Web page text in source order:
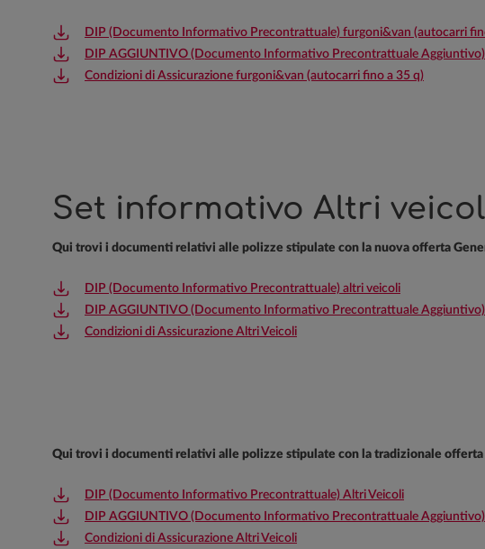
DIP (Documento Informativo Precontrattuale) furgoni&van (autocarri
DIP AGGIUNTIVO (Documento Informativo Precontrattuale
Condizioni di Assicurazione furgoni&van (autocarri fino a 35 q)
Set informativo Altri
Qui trovi i documenti relativi alle polizze stipulate con la nuova offerta
DIP (Documento Informativo Precontrattuale) altri veicoli
DIP AGGIUNTIVO (Documento Informativo Precontrattuale
Condizioni di Assicurazione Altri Veicoli
Qui trovi i documenti relativi alle polizze stipulate con la tradizionale
DIP (Documento Informativo Precontrattuale) Altri Veicoli
DIP AGGIUNTIVO (Documento Informativo Precontrattuale
Condizioni di Assicurazione Altri Veicoli